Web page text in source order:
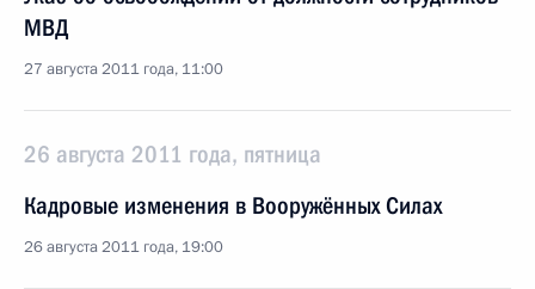
МВД
27 августа 2011 года, 11:00
26 августа 2011 года, пятница
Кадровые изменения в Вооружённых Силах
26 августа 2011 года, 19:00